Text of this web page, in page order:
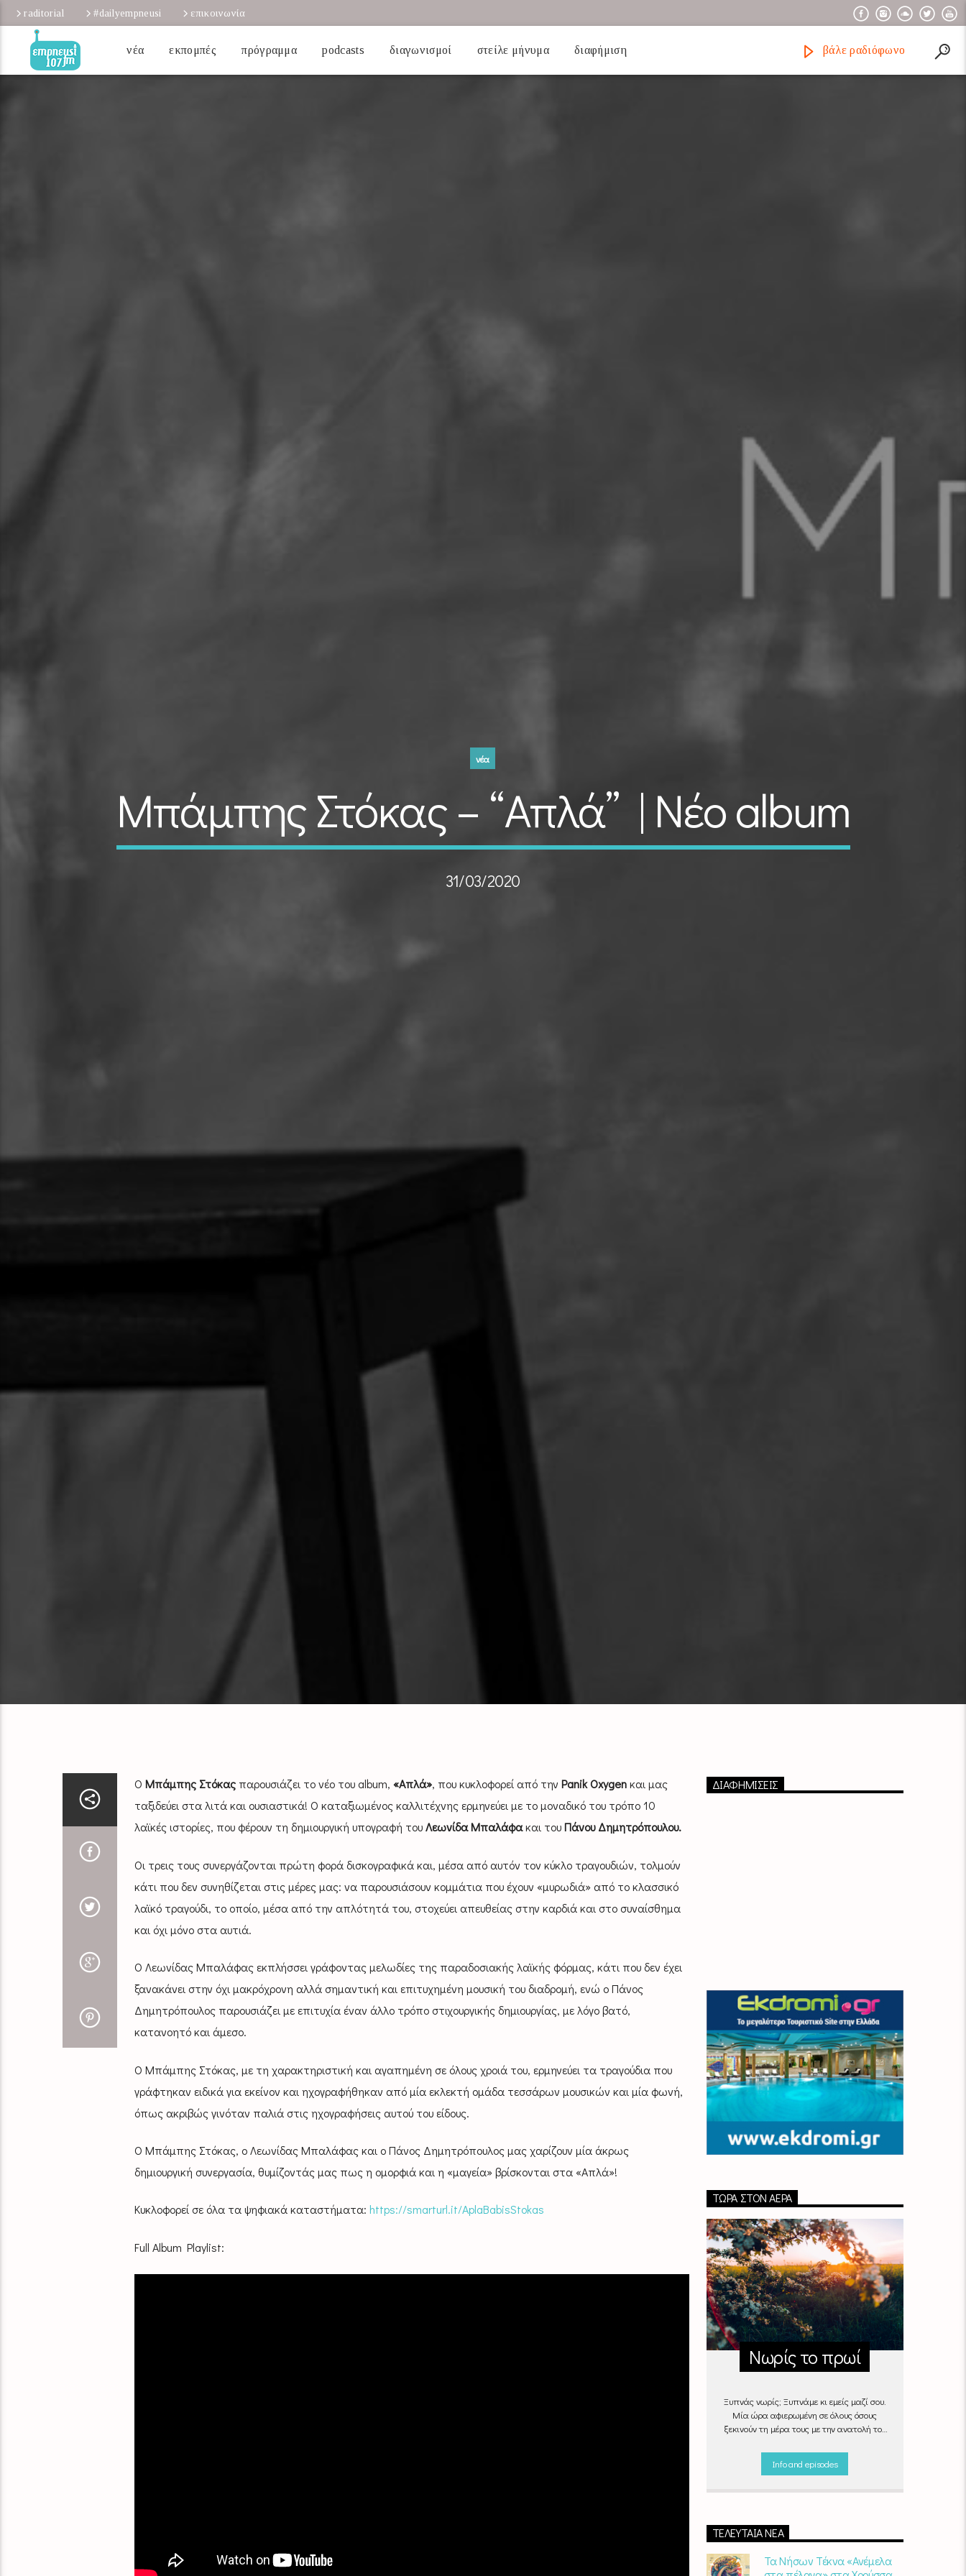
raditorial #dailyempneusi επικοινωνία
νέα εκπομπές πρόγραμμα podcasts διαγωνισμοί στείλε μήνυμα διαφήμιση βάλε ραδιόφωνο
νέα
Μπάμπης Στόκας – “Απλά” | Νέο album
31/03/2020
Ο Μπάμπης Στόκαςπαρουσιάζει το νέο του album, «Απλά», που κυκλοφορεί από την Panik Oxygenκαι μας
ταξιδεύει στα λιτά και ουσιαστικά! Ο καταξιωμένος καλλιτέχνης ερμηνεύει με το μοναδικό του τρόπο 10
λαϊκές ιστορίες, που φέρουν τη δημιουργική υπογραφή τουΛεωνίδα Μπαλάφακαι τουΠάνου Δημητρόπουλου.
Οι τρεις τους συνεργάζονται πρώτη φορά δισκογραφικά και, μέσα από αυτόν τον κύκλο τραγουδιών, τολμούν
κάτι που δεν συνηθίζεται στις μέρες μας: να παρουσιάσουν κομμάτια που έχουν «μυρωδιά» από το κλασσικό
λαϊκό τραγούδι, το οποίο, μέσα από την απλότητά του, στοχεύει απευθείας στην καρδιά και στο συναίσθημα
και όχι μόνο στα αυτιά.
Ο Λεωνίδας Μπαλάφας εκπλήσσει γράφοντας μελωδίες της παραδοσιακής λαϊκής φόρμας, κάτι που δεν έχει
ξανακάνει στην όχι μακρόχρονη αλλά σημαντική και επιτυχημένη μουσική του διαδρομή, ενώ ο Πάνος
Δημητρόπουλος παρουσιάζει με επιτυχία έναν άλλο τρόπο στιχουργικής δημιουργίας, με λόγο βατό,
κατανοητό και άμεσο.
Ο Μπάμπης Στόκας, με τη χαρακτηριστική και αγαπημένη σε όλους χροιά του, ερμηνεύει τα τραγούδια που
γράφτηκαν ειδικά για εκείνον και ηχογραφήθηκαν από μία εκλεκτή ομάδα τεσσάρων μουσικών και μία φωνή,
όπως ακριβώς γινόταν παλιά στις ηχογραφήσεις αυτού του είδους.
Ο Μπάμπης Στόκας, ο Λεωνίδας Μπαλάφας και ο Πάνος Δημητρόπουλος μας χαρίζουν μία άκρως
δημιουργική συνεργασία, θυμίζοντάς μας πως η ομορφιά και η «μαγεία» βρίσκονται στα «Απλά»!
Κυκλοφορεί σε όλα τα ψηφιακά καταστήματα: https://smarturl.it/AplaBabisStokas
Full Album Playlist:
ΔΙΑΦΗΜΙΣΕΙΣ
ΤΏΡΑ ΣΤΟΝ ΑΈΡΑ
Νωρίς το πρωί
Ξυπνάς νωρίς; Ξυπνάμε κι εμείς μαζί σου.
Μία ώρα αφιερωμένη σε όλους όσους
ξεκινούν τη μέρα τους με την ανατολή του
την πρωινή ρουτίνα πιο ευχάριστη!
"Νωρίς το πρωί" καθημερινά
107 FM
Info and episodes
ΤΕΛΕΥΤΑΊΑ ΝΈΑ
Τα Νήσων Τέκνα «Ανέμελα